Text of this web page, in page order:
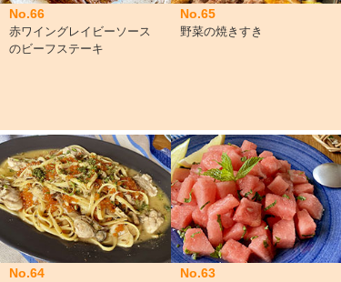
No.66
赤ワイングレイビーソース
のビーフステーキ
No.65
野菜の焼きすき
No.64 No.63